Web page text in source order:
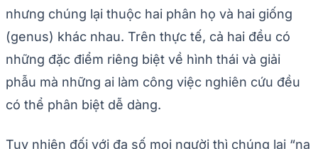
nhưng chúng lại thuộc hai phân họ và hai giống
(genus) khác nhau. Trên thực tế, cả hai đều có
những đặc điểm riêng biệt về hình thái và giải
phẫu mà những ai làm công việc nghiên cứu đều
có thể phân biệt dễ dàng.
Tuy nhiên đối với đa số mọi người thì chúng lại “na